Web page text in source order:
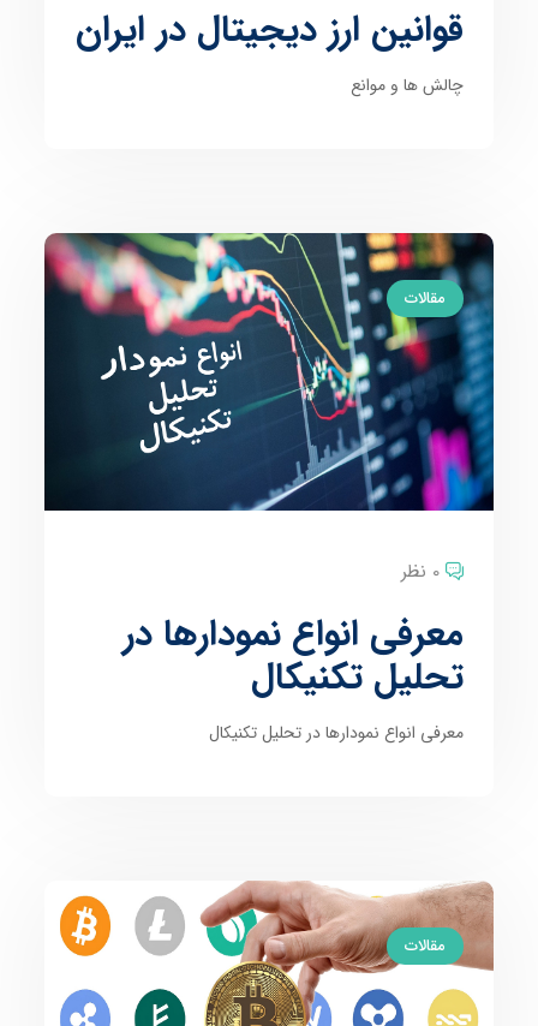
قوانین ارز دیجیتال در ایران
چالش ها و موانع
مقالات
0 نظر
معرفی انواع نمودارها در
تحلیل تکنیکال
معرفی انواع نمودارها در تحلیل تکنیکال
مقالات